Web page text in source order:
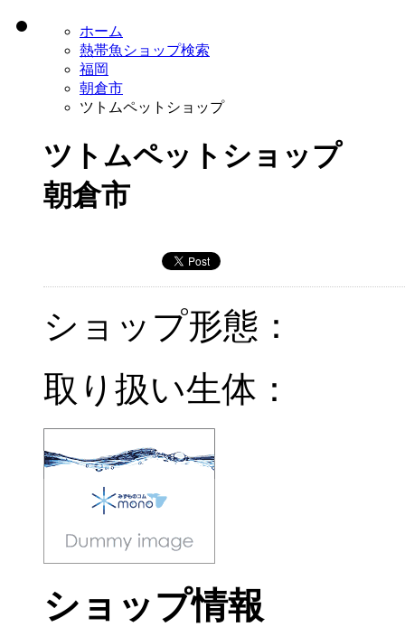
ホーム
熱帯魚ショップ検索
福岡
朝倉市
ツトムペットショップ
ツトムペットショップ
朝倉市
ショップ形態：
取り扱い生体：
ショップ情報